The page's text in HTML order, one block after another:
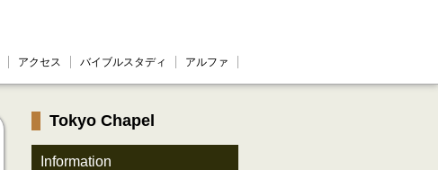
アクセス バイブルスタディ アルファ
Tokyo Chapel
Information